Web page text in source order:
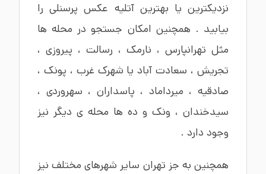
نزدیکترین یا بهترینآتلیه عکس پرسنلیرا
بیابید . همچنین امکان جستجو در محله ها
مثل تهرانپارس ، نارمک ، رسالت ، پیروزی ،
تجریش، سعادت آبادیا شهرک غرب ، پونک ،
صادقیه، میرداماد ، پاسداران ، سهروردی ،
سیدخندان ، ونک و ده ها محله ی دیگر نیز
وجود دارد .
همچنین به جز تهران سایر شهرهای مختلف نیز